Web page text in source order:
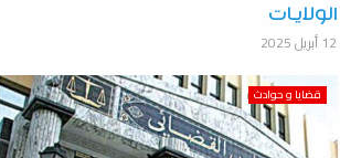
الولايات
12 أبريل 2025
قضايا و حوادث